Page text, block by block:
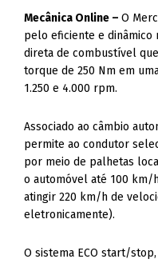
Mecânica Online –O
pelo eficiente e
direta de combustível
torque de 250 Nm em
1.250 e 4.000 rpm.
Associado ao câmbio
permite ao condutor
por meio de palhetas
o automóvel até 100 km/
atingir 220 km/h de
eletronicamente).
O sistema ECO start/